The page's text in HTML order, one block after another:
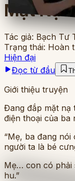
Mặt Nạ
Tác giả: Bạch Tư
Trạng thái: Hoàn
Hiện đại
Đọc từ đầu
Giới thiệu truyện
Đang đắp mặt nạ
điện thoại của ba
“Mẹ, ba đang
người ta là bé
Mẹ… con có phải
hu.”